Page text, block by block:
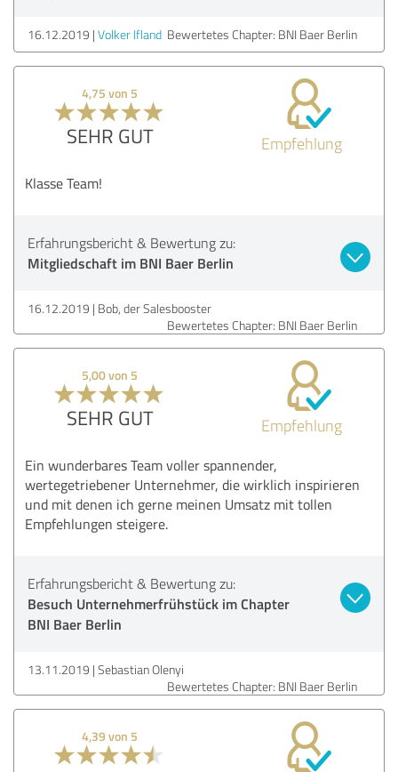
16.12.2019 Volker Ifland Bewertetes Chapter: BNI Baer Berlin
4,75 von 5
SEHR GUT Empfehlung
Klasse Team!
Erfahrungsbericht & Bewertung zu:
Mitgliedschaft im BNI Baer Berlin
16.12.2019 Bob, der Salesbooster
Bewertetes Chapter: BNI Baer Berlin
5,00 von 5
SEHR GUT Empfehlung
Ein wunderbares Team voller spannender,
wertegetriebener Unternehmer, die wirklich inspirieren
und mit denen ich gerne meinen Umsatz mit tollen
Empfehlungen steigere.
Erfahrungsbericht & Bewertung zu:
Besuch Unternehmerfrühstück im Chapter
BNI Baer Berlin
13.11.2019 Sebastian Olenyi
Bewertetes Chapter: BNI Baer Berlin
4,39 von 5